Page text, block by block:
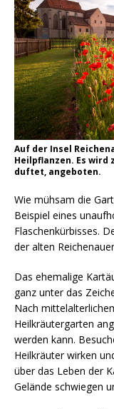
Auf der Insel
Heilpflanzen. Es wird
duftet, angeboten.
Wie mühsam die
Beispiel eines
Flaschenkürbisses.
der alten
Das ehemalige
ganz unter das
Nach
Heilkräutergarten
werden kann.
Heilkräuter wirken
über das Leben der
Gelände schwiegen